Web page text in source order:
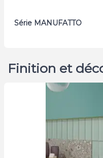
Série MANUFATTO
Finition et